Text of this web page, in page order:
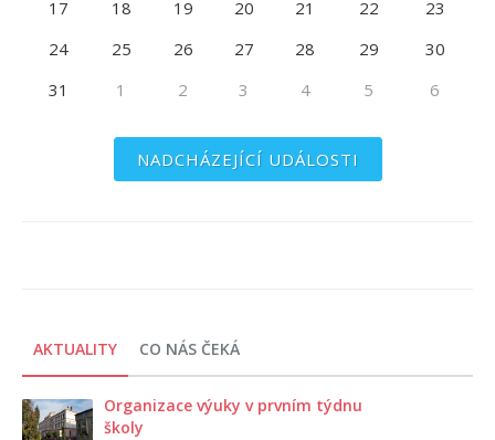
17
18 19 20 21 22
23
24
25 26 27 28 29
30
31
1 2 3 4 5 6
NADCHÁZEJÍCÍ UDÁLOSTI
AKTUALITY CO NÁS ČEKÁ
Organizace výuky v prvním týdnu
školy